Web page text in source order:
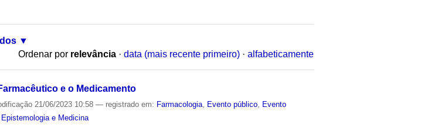
Ordenar por relevância · data (mais recente primeiro) · alfabeticamente
e o Medicamento
21/06/2023 10:58— registrado em: Farmacologia Evento público
Evento
e Medicina